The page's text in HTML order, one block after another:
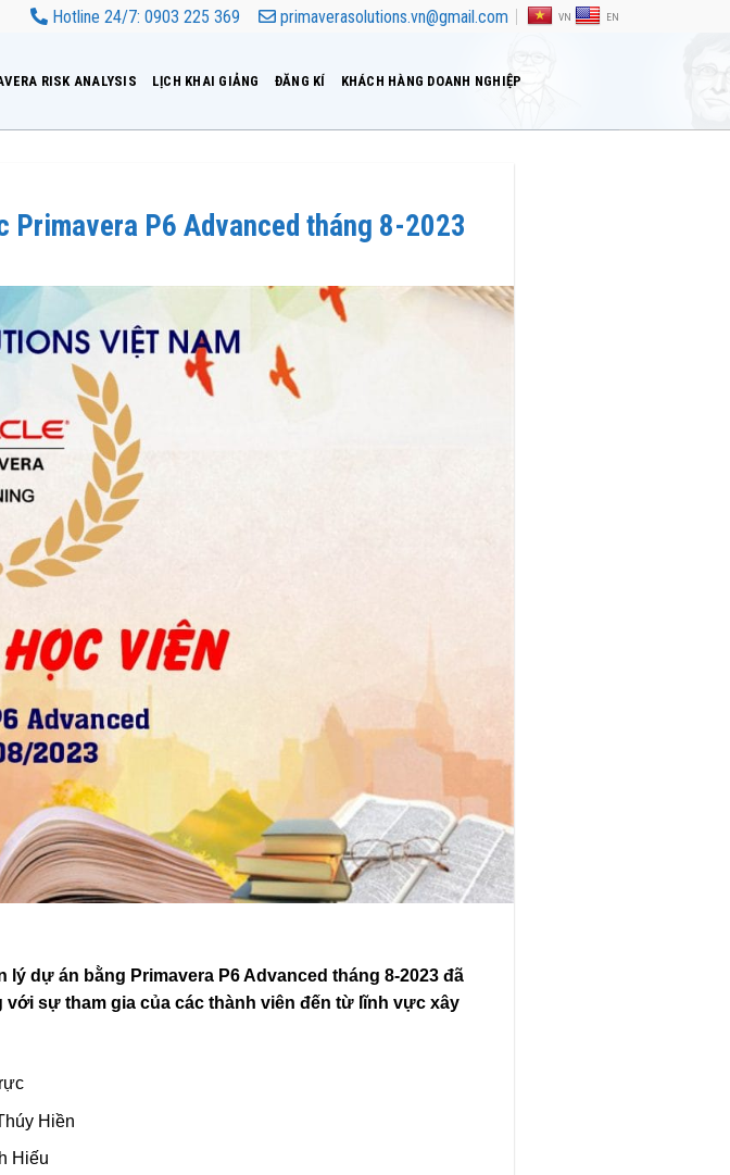
Hotline 24/7: 0903 225 369 primaverasolutions.vn@gmail.com VN EN
RISK ANALYSIS LỊCH KHAI GIẢNG ĐĂNG KÍ KHÁCH HÀNG DOANH NGHIỆP
Primavera P6 Advanced tháng 8-2023
lý dự án bằng Primavera P6 Advanced tháng 8-2023 đã
với sự tham gia của các thành viên đến từ lĩnh vực xây
Hiền
Hiếu